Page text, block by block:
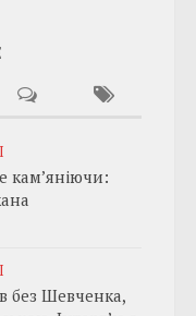
кам’яніючи:
без Шевченка,